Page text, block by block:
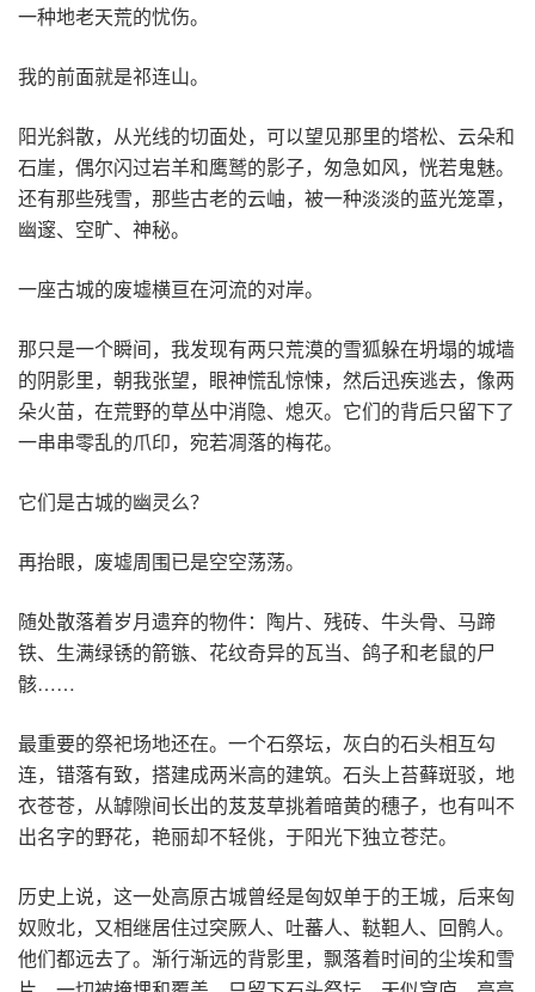
一种地老天荒的忧伤。
我的前面就是祁连山。
阳光斜散，从光线的切面处，可以望见那里的塔松、云朵和
石崖，偶尔闪过岩羊和鹰鹫的影子，匆急如风，恍若鬼魅。
还有那些残雪，那些古老的云岫，被一种淡淡的蓝光笼罩，
幽邃、空旷、神秘。
一座古城的废墟横亘在河流的对岸。
那只是一个瞬间，我发现有两只荒漠的雪狐躲在坍塌的城墙
的阴影里，朝我张望，眼神慌乱惊悚，然后迅疾逃去，像两
朵火苗，在荒野的草丛中消隐、熄灭。它们的背后只留下了
一串串零乱的爪印，宛若凋落的梅花。
它们是古城的幽灵么？
再抬眼，废墟周围已是空空荡荡。
随处散落着岁月遗弃的物件：陶片、残砖、牛头骨、马蹄
铁、生满绿锈的箭镞、花纹奇异的瓦当、鸽子和老鼠的尸
骸……
最重要的祭祀场地还在。一个石祭坛，灰白的石头相互勾
连，错落有致，搭建成两米高的建筑。石头上苔藓斑驳，地
衣苍苍，从罅隙间长出的芨芨草挑着暗黄的穗子，也有叫不
出名字的野花，艳丽却不轻佻，于阳光下独立苍茫。
历史上说，这一处高原古城曾经是匈奴单于的王城，后来匈
奴败北，又相继居住过突厥人、吐蕃人、鞑靼人、回鹘人。
他们都远去了。渐行渐远的背影里，飘落着时间的尘埃和雪